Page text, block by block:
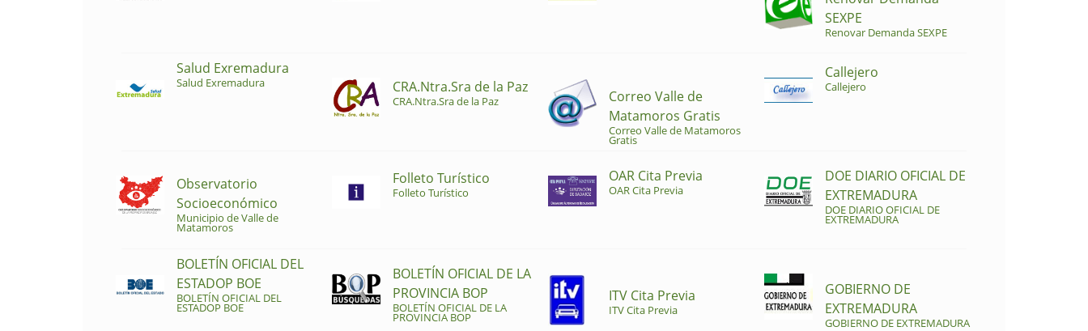
SEXPE
Renovar Demanda SEXPE
Salud Exremadura
Salud Exremadura CRA.Ntra.Sra de la Paz
CRA.Ntra.Sra de la Paz
Correo Valle de
Matamoros Gratis
Correo Valle de Matamoros
Gratis
Callejero
Callejero
Observatorio
Socioeconómico
Municipio de Valle de
Matamoros
Folleto Turístico
Folleto Turístico
OAR Cita Previa
OAR Cita Previa
DOE DIARIO OFICIAL DE
EXTREMADURA
DOE DIARIO OFICIAL DE
EXTREMADURA
BOLETÍN OFICIAL DEL
ESTADOP BOE
BOLETÍN OFICIAL DEL
ESTADOP BOE
BOLETÍN OFICIAL DE LA
PROVINCIA BOP
BOLETÍN OFICIAL DE LA
PROVINCIA BOP
ITV Cita Previa
ITV Cita Previa
GOBIERNO DE
EXTREMADURA
GOBIERNO DE EXTREMADURA